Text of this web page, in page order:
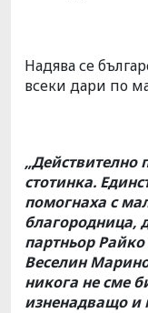
Надява се
всеки дари по
„Действително
стотинка.
помогнаха с
благородница,
партньор
Веселин
никога не сме
изненадващо и